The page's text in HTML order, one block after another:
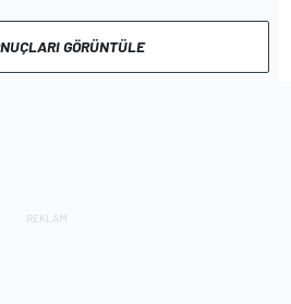
GÖRÜNTÜLE